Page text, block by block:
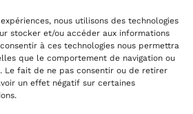
nous utilisons des technologies
stocker et/ou accéder aux informations
à ces technologies nous permettra
que le comportement de navigation ou
Le fait de ne pas consentir ou de retirer
un effet négatif sur certaines
VOUS